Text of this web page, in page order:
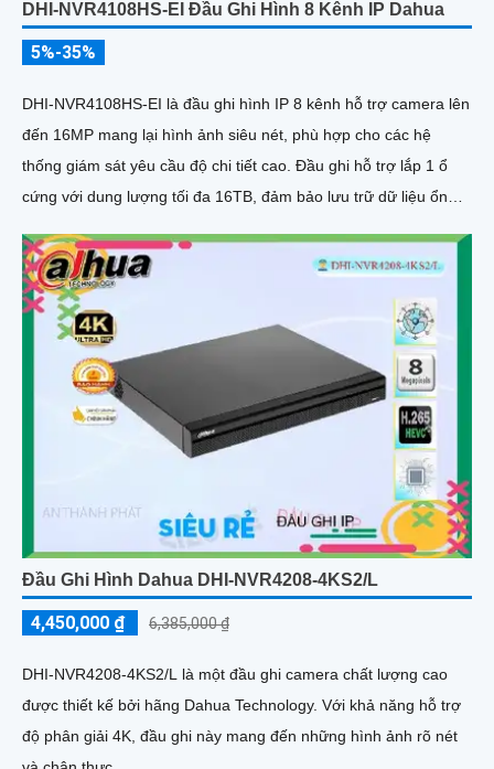
DHI-NVR4108HS-EI Đầu Ghi Hình 8 Kênh IP Dahua
5%-35%
DHI-NVR4108HS-EI là đầu ghi hình IP 8 kênh hỗ trợ camera lên
đến 16MP mang lại hình ảnh siêu nét, phù hợp cho các hệ
thống giám sát yêu cầu độ chi tiết cao. Đầu ghi hỗ trợ lắp 1 ổ
cứng với dung lượng tối đa 16TB, đảm bảo lưu trữ dữ liệu ổn
Đầu Ghi Hình Dahua DHI-NVR4208-4KS2/L
4,450,000 ₫ 6,385,000 ₫
DHI-NVR4208-4KS2/L là một đầu ghi camera chất lượng cao
được thiết kế bởi hãng Dahua Technology. Với khả năng hỗ trợ
độ phân giải 4K, đầu ghi này mang đến những hình ảnh rõ nét